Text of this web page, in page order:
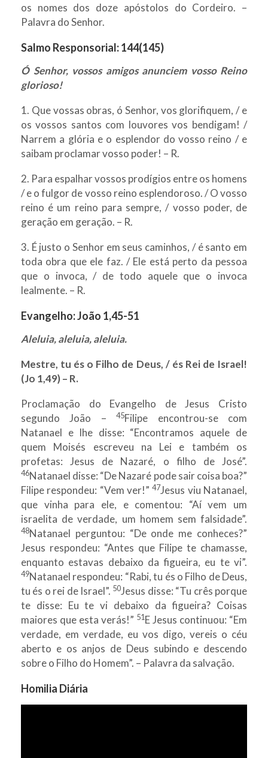
os nomes dos doze apóstolos do Cordeiro. –
Palavra do Senhor.
Salmo Responsorial:144(145)
Ó Senhor, vossos amigos anunciem vosso Reino
glorioso!
1. Que vossas obras, ó Senhor, vos glorifiquem, / e
os vossos santos com louvores vos bendigam! /
Narrem a glória e o esplendor do vosso reino / e
saibam proclamar vosso poder! – R.
2. Para espalhar vossos prodígios entre os homens
/ e o fulgor de vosso reino esplendoroso. / O vosso
reino é um reino para sempre, / vosso poder, de
geração em geração. – R.
3. É justo o Senhor em seus caminhos, / é santo em
toda obra que ele faz. / Ele está perto da pessoa
que o invoca, / de todo aquele que o invoca
lealmente. – R.
Evangelho:João 1,45-51
Aleluia, aleluia, aleluia.
Mestre, tu és o Filho de Deus, / és Rei de Israel!
(Jo 1,49) – R.
Proclamação do Evangelho de Jesus Cristo
segundo João –45Filipe encontrou-se com
Natanael e lhe disse: “Encontramos aquele de
quem Moisés escreveu na Lei e também os
profetas: Jesus de Nazaré, o filho de José”.
46Natanael disse: “De Nazaré pode sair coisa boa?”
Filipe respondeu: “Vem ver!”47Jesus viu Natanael,
que vinha para ele, e comentou: “Aí vem um
israelita de verdade, um homem sem falsidade”.
48Natanael perguntou: “De onde me conheces?”
Jesus respondeu: “Antes que Filipe te chamasse,
enquanto estavas debaixo da figueira, eu te vi”.
49Natanael respondeu: “Rabi, tu és o Filho de Deus,
tu és o rei de Israel”. 50Jesus disse: “Tu crês porque
te disse: Eu te vi debaixo da figueira? Coisas
maiores que esta verás!” 51E Jesus continuou: “Em
verdade, em verdade, eu vos digo, vereis o céu
aberto e os anjos de Deus subindo e descendo
sobre o Filho do Homem”. – Palavra da salvação.
Homilia Diária